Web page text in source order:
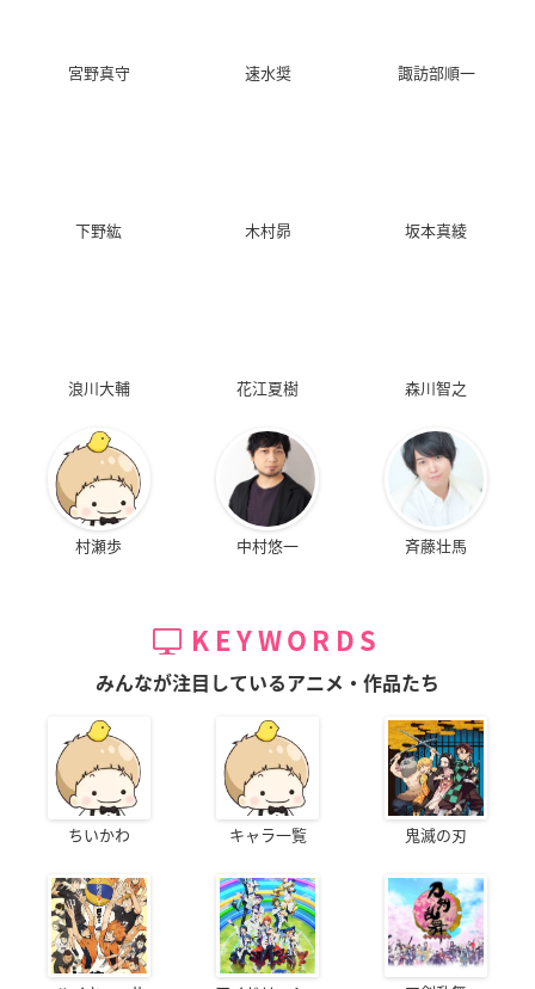
宮野真守 速水奨 諏訪部順一
下野紘 木村昴 坂本真綾
浪川大輔 花江夏樹 森川智之
村瀬歩 中村悠一 斉藤壮馬
KEYWORDS
みんなが注目しているアニメ・作品たち
ちいかわ キャラ一覧 鬼滅の刃